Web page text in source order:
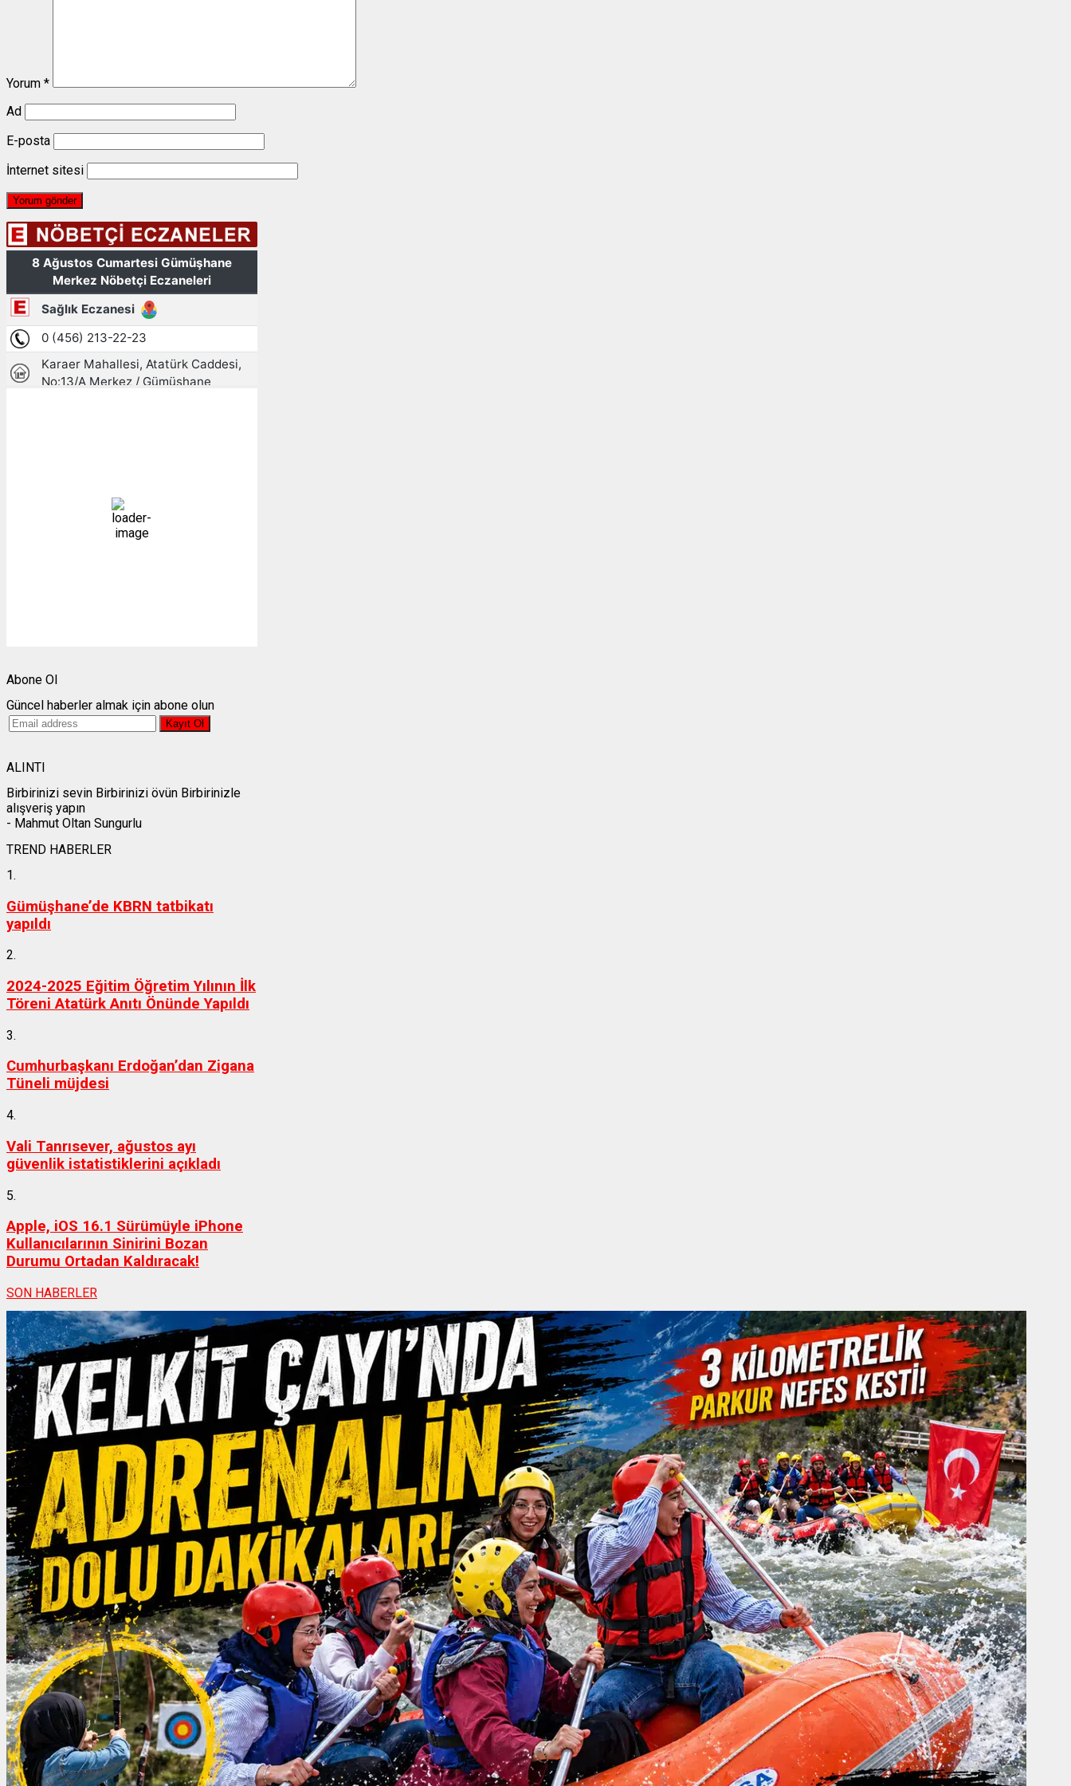
Yorum *
Ad
E-posta
İnternet sitesi
23 %
1004 mb
Abone Ol
Güncel haberler almak için abone olun
ALINTI
Birbirinizi sevin Birbirinizi övün Birbirinizle
alışveriş yapın
- Mahmut Oltan Sungurlu
TREND HABERLER
1.
Gümüşhane’de KBRN tatbikatı
yapıldı
2.
2024-2025 Eğitim Öğretim Yılının İlk
Töreni Atatürk Anıtı Önünde Yapıldı
3.
Cumhurbaşkanı Erdoğan’dan Zigana
Tüneli müjdesi
4.
Vali Tanrısever, ağustos ayı
güvenlik istatistiklerini açıkladı
5.
Apple, iOS 16.1 Sürümüyle iPhone
Kullanıcılarının Sinirini Bozan
Durumu Ortadan Kaldıracak!
SON HABERLER